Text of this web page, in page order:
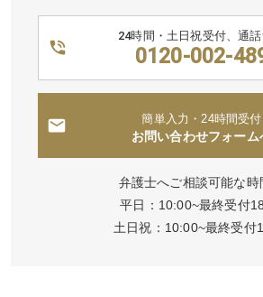
24時間・土日祝受付、通
0120-002-
簡単入力・24時間受付
お問い合わせフォーム
弁護士へご相談可能な時
平日：10:00~最終受付
土日祝：10:00~最終受付